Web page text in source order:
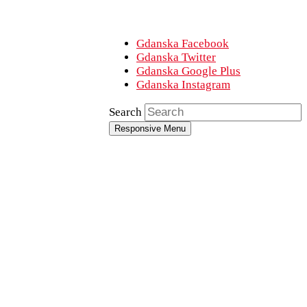
Gdanska Facebook
Gdanska Twitter
Gdanska Google Plus
Gdanska Instagram
Search
Responsive Menu